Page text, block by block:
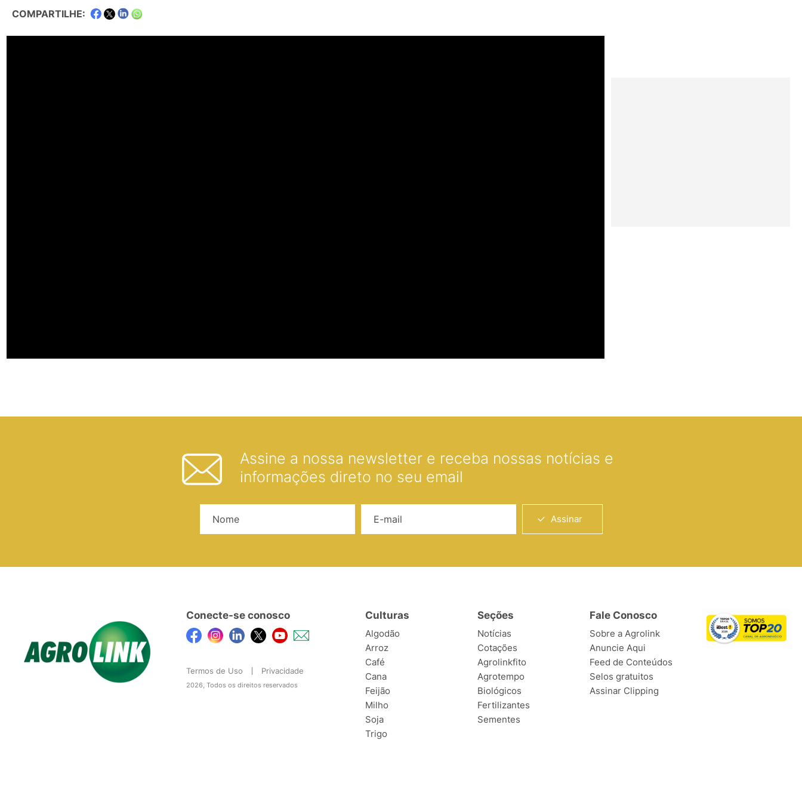
COMPARTILHE:
Assine a nossa newsletter e receba nossas notícias e
informações direto no seu email
Assinar
Conecte-se conosco
Termos de Uso Privacidade
2026, Todos os direitos reservados
Culturas
Algodão
Arroz
Café
Cana
Feijão
Milho
Soja
Trigo
Seções
Notícias
Cotações
Agrolinkfito
Agrotempo
Biológicos
Fertilizantes
Sementes
Fale Conosco
Sobre a Agrolink
Anuncie Aqui
Feed de Conteúdos
Selos gratuitos
Assinar Clipping